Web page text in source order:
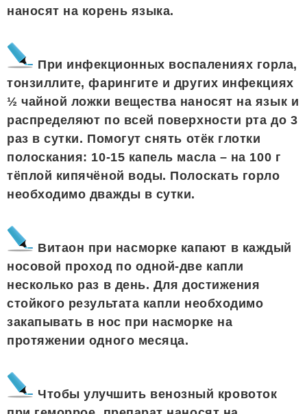
наносят на корень языка.
При инфекционных воспалениях горла,
тонзиллите, фарингите и других инфекциях
½ чайной ложки вещества наносят на язык и
распределяют по всей поверхности рта до 3
раз в сутки. Помогут снять отёк глотки
полоскания: 10-15 капель масла – на 100 г
тёплой кипячёной воды. Полоскать горло
необходимо дважды в сутки.
Витаон при насморке капают в каждый
носовой проход по одной-две капли
несколько раз в день. Для достижения
стойкого результата капли необходимо
закапывать в нос при насморке на
протяжении одного месяца.
Чтобы улучшить венозный кровоток